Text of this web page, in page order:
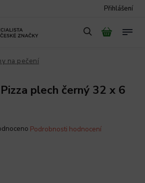
Přihlášení
na pečení
plech černý 32 x 6
Podrobnosti hodnocení